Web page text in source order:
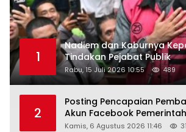
1
Nadiem dan Kaburnya
Tindakan Pejabat Publik
Rabu, 15 Juli 2026 10:55 489
2
Posting Pencapaian
Akun Facebook
Rembang “Dirujak”
Kamis, 6 Agustus 2026 11:46